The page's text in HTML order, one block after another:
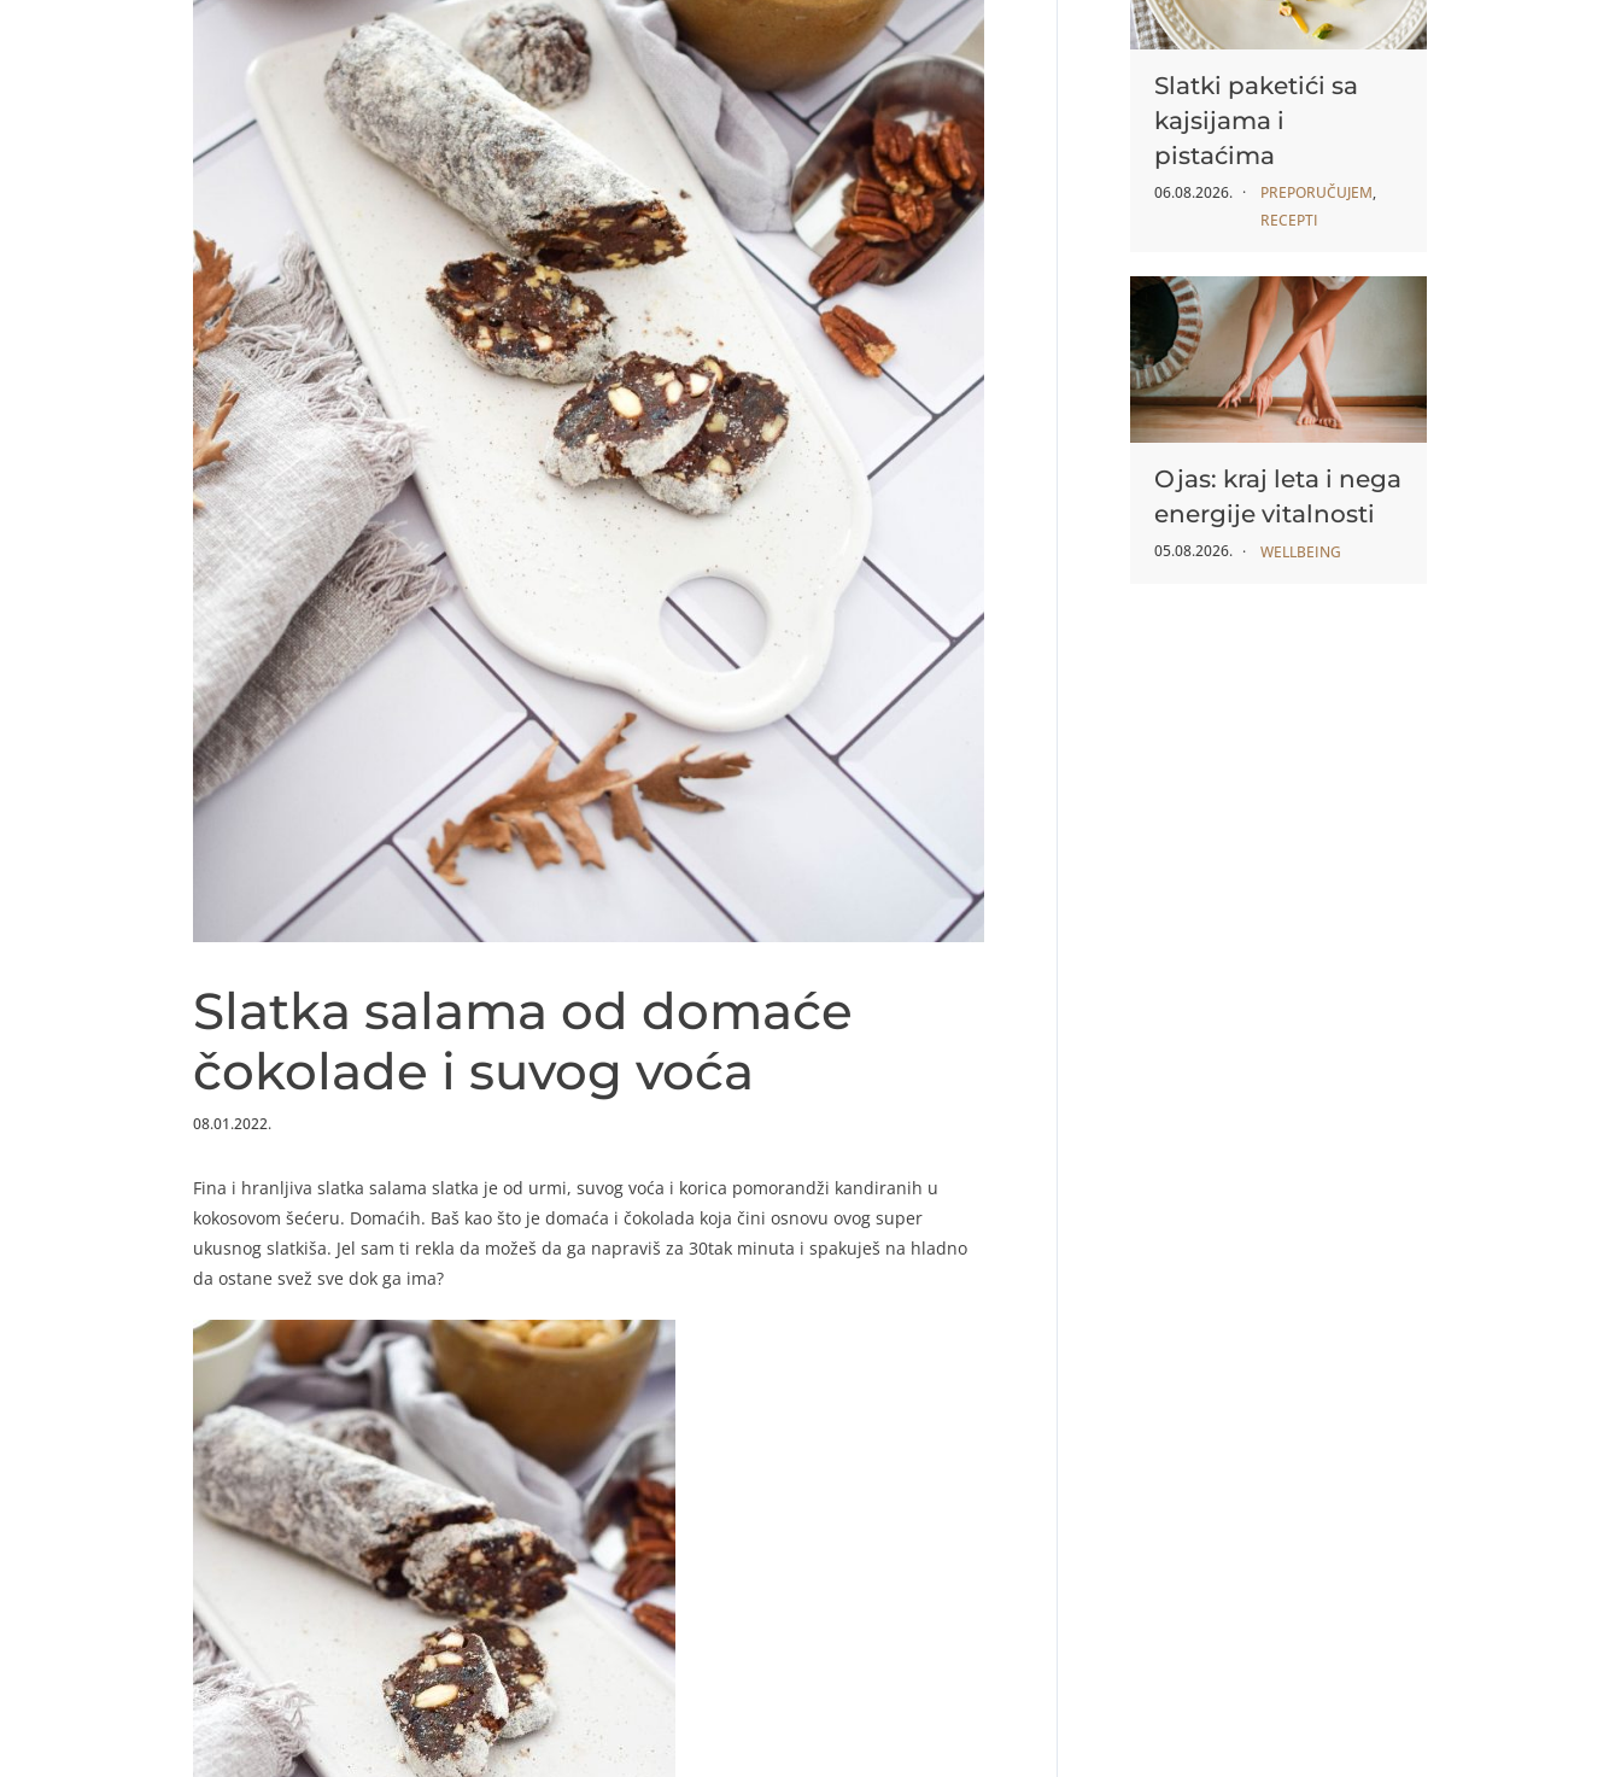
Slatka salama od domaće
čokolade i suvog voća
08.01.2022.
Fina i hranljiva slatka salama slatka je od urmi, suvog voća i korica pomorandži kandiranih u
kokosovom šećeru. Domaćih. Baš kao što je domaća i čokolada koja čini osnovu ovog super
ukusnog slatkiša. Jel sam ti rekla da možeš da ga napraviš za 30tak minuta i spakuješ na hladno
da ostane svež sve dok ga ima?
Slatki paketići sa
kajsijama i
pistaćima
06.08.2026. PREPORUČUJEM,
RECEPTI
Ojas: kraj leta i nega
energije vitalnosti
05.08.2026. WELLBEING